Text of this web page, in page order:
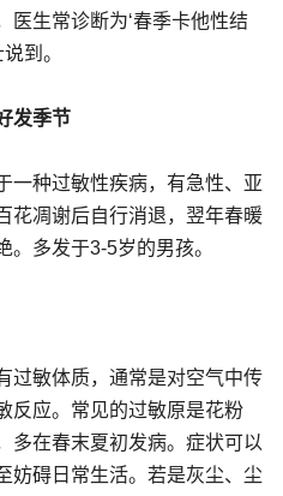
医生常诊断为‘春季卡他性结
到。
发季节
种过敏性疾病，有急性、亚
花凋谢后自行消退，翌年春暖
。多发于3-5岁的男孩。
敏体质，通常是对空气中传
反应。常见的过敏原是花粉
多在春末夏初发病。症状可以
妨碍日常生活。若是灰尘、尘